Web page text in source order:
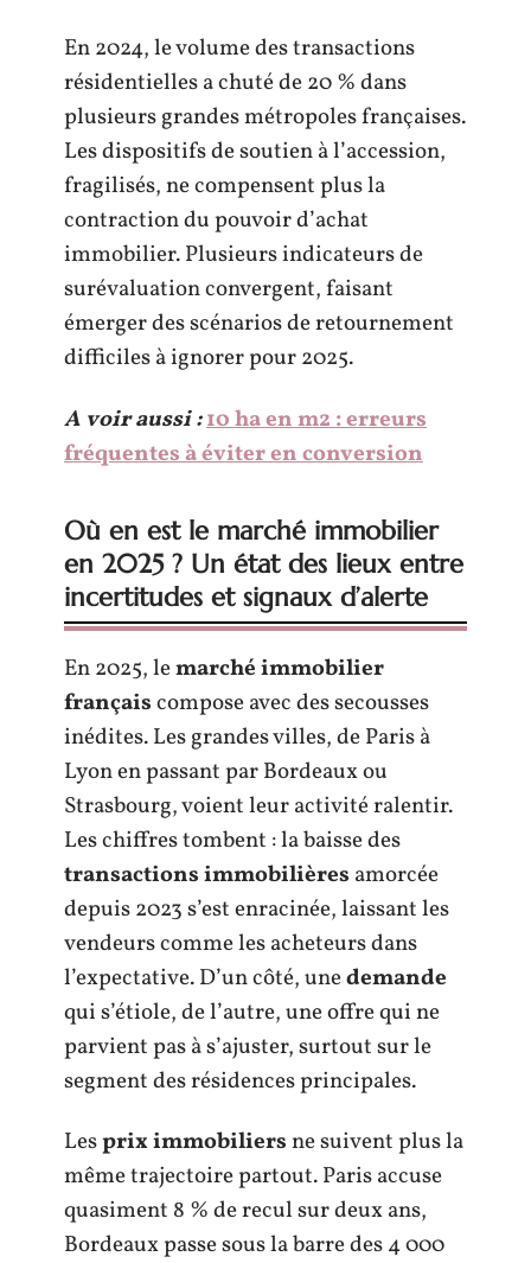
En 2024, le volume des transactions
résidentielles a chuté de 20 % dans
plusieurs grandes métropoles françaises.
Les dispositifs de soutien à l’accession,
fragilisés, ne compensent plus la
contraction du pouvoir d’achat
immobilier. Plusieurs indicateurs de
surévaluation convergent, faisant
émerger des scénarios de retournement
difficiles à ignorer pour 2025.
A voir aussi :10 ha en m2 : erreurs
fréquentes à éviter en conversion
Où en est le marché immobilier
en 2025 ? Un état des lieux entre
incertitudes et signaux d’alerte
En 2025, lemarché immobilier
françaiscompose avec des secousses
inédites. Les grandes villes, de Paris à
Lyon en passant par Bordeaux ou
Strasbourg, voient leur activité ralentir.
Les chiffres tombent : la baisse des
transactions immobilières amorcée
depuis 2023 s’est enracinée, laissant les
vendeurs comme les acheteurs dans
l’expectative. D’un côté, unedemande
qui s’étiole, de l’autre, une offre qui ne
parvient pas à s’ajuster, surtout sur le
segment des résidences principales.
Lesprix immobiliersne suivent plus la
même trajectoire partout. Paris accuse
quasiment 8 % de recul sur deux ans,
Bordeaux passe sous la barre des 4 000